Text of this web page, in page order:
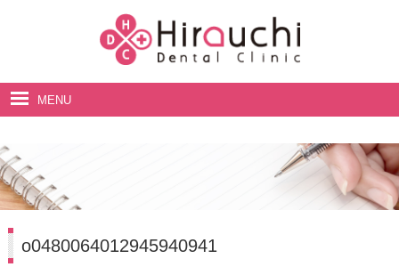
MENU
料金表
o0480064012945940941